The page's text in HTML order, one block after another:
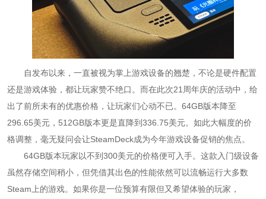
自发布以来，一直被视为掌上游戏设备的翘楚，不论是硬件配置
还是游戏体验，都让玩家赞不绝口。而在此次21周年庆的活动中，给
出了前所未有的优惠价格，让玩家们心动不已。64GB版本降至
296.65美元，512GB版本更是直降到336.75美元。如此大幅度的价
格调整，毫无疑问会让SteamDeck成为今年游戏设备促销的焦点。
64GB版本玩家以不到300美元的价格便可入手。这款入门级设备
虽然存储空间稍小，但凭借其出色的性能依然可以流畅运行大多数
Steam上的游戏。如果你是一位预算有限但又希望体验的玩家，